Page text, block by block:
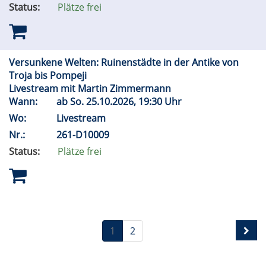
Status:
Plätze frei
Versunkene Welten: Ruinenstädte in der Antike von
Troja bis Pompeji
Livestream mit Martin Zimmermann
Wann:
abSo.25.10.2026, 19:30 Uhr
Wo:
Livestream
Nr.:
261-D10009
Status:
Plätze frei
1 2